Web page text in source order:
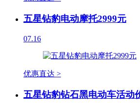
五星钻豹电动摩托2999元
07.16
优惠直达 >
五星钻豹钻石黑电动车活动